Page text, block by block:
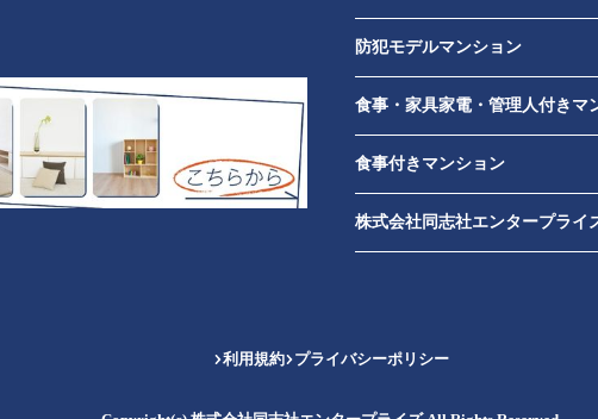
防犯モデルマンション
食事・家具家電・管理人付きマ
食事付きマンション
株式会社同志社エンタープライ
利用規約 プライバシーポリシー